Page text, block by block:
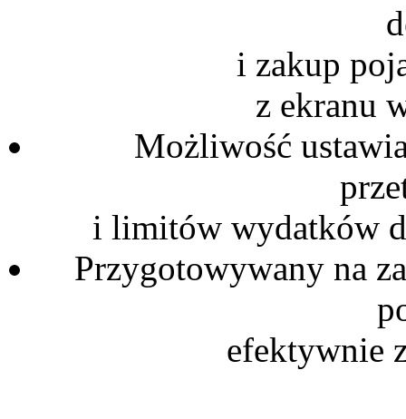
i zakup
z ekranu
Możliwość
i limitów wydatków
Przygotowywany na
efektywnie